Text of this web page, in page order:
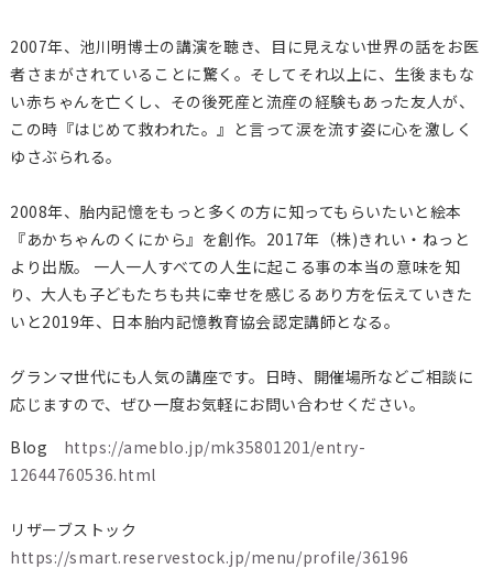
2007年、池川明博士の講演を聴き、目に見えない世界の話をお医
者さまがされていることに驚く。そしてそれ以上に、生後まもな
い赤ちゃんを亡くし、その後死産と流産の経験もあった友人が、
この時『はじめて救われた。』と言って涙を流す姿に心を激しく
ゆさぶられる。
2008年、胎内記憶をもっと多くの方に知ってもらいたいと絵本
『あかちゃんのくにから』を創作。2017年（株)きれい・ねっと
より出版。 一人一人すべての人生に起こる事の本当の意味を知
り、大人も子どもたちも共に幸せを感じるあり方を伝えていきた
いと2019年、日本胎内記憶教育協会認定講師となる。
グランマ世代にも人気の講座です。日時、開催場所などご相談に
応じますので、ぜひ一度お気軽にお問い合わせください。
Blog https://ameblo.jp/mk35801201/entry-
12644760536.html
リザーブストック
https://smart.reservestock.jp/menu/profile/36196